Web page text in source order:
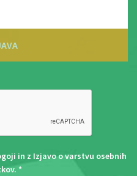
in z Izjavo o varstvu osebnih
. *